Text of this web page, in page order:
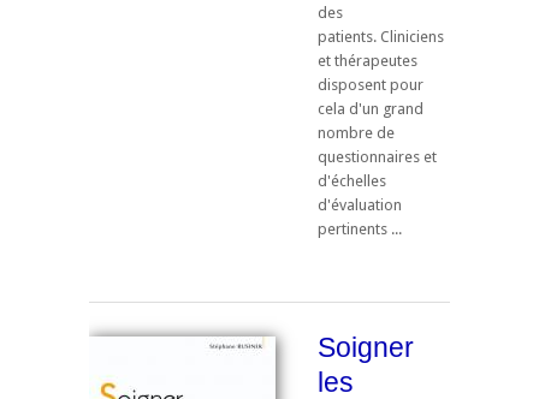
des
patients. Cliniciens
et thérapeutes
disposent pour
cela d'un grand
nombre de
questionnaires et
d'échelles
d'évaluation
pertinents ...
Soigner
les